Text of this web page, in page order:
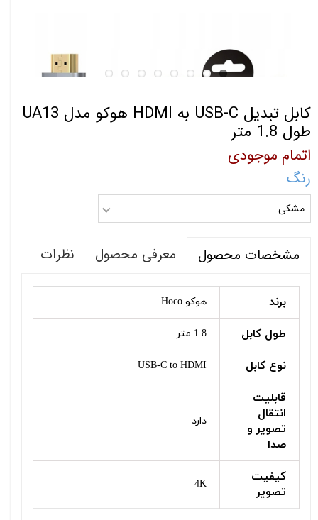
کابل تبدیل USB-C به HDMI هوکو مدل UA13
طول 1.8 متر
اتمام موجودی
رنگ
مشکی
مشخصات محصول معرفی محصول نظرات
برند هوکو Hoco
طول کابل 1.8 متر
نوع کابل USB-C to HDMI
قابلیت
انتقال
تصویر و
صدا
دارد
کیفیت
تصویر
4K